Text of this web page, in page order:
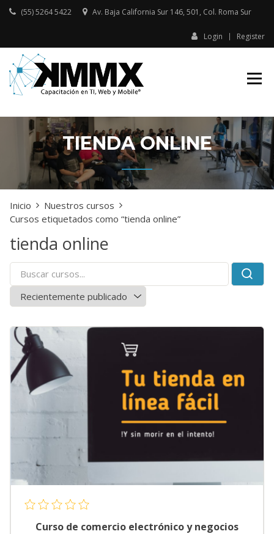
Skip
(55) 5264 5422 Av. Baja California Sur 146, 501, Col. Roma Sur​
Login Register
CAPACITACIÓN
TIENDA ONLINE
Inicio
Nuestros cursos
Cursos etiquetados como “tienda online”
tienda online
Curso de comercio electrónico y negocios